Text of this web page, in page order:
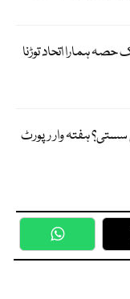
ہمارا اتحاد توڑنا
ہفتہ وار رپورٹ
WhatsApp